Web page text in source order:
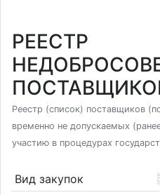
РЕЕСТР
Реестр (список) поставщиков
временно не допускаемых
участию в процедурах
Вид закупок